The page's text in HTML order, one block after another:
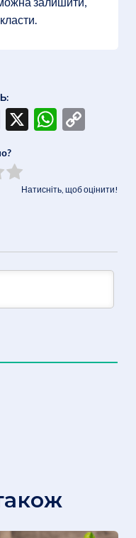
Viber
X
Натисніть, щоб оцінити!